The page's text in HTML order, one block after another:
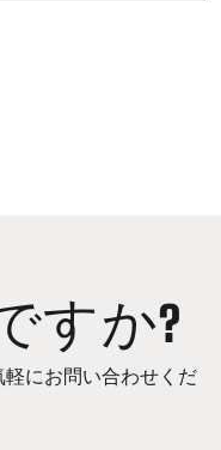
すか?
にお問い合わせくだ